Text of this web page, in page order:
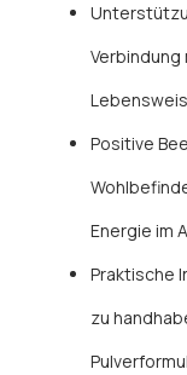
Positive
Energie im
Praktische
zu